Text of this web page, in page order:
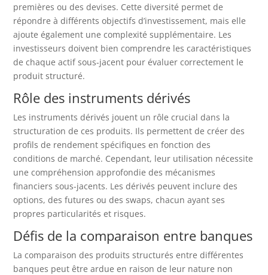
premières ou des devises. Cette diversité permet de
répondre à différents objectifs d’investissement, mais elle
ajoute également une complexité supplémentaire. Les
investisseurs doivent bien comprendre les caractéristiques
de chaque actif sous-jacent pour évaluer correctement le
produit structuré.
Rôle des instruments dérivés
Les instruments dérivés jouent un rôle crucial dans la
structuration de ces produits. Ils permettent de créer des
profils de rendement spécifiques en fonction des
conditions de marché. Cependant, leur utilisation nécessite
une compréhension approfondie des mécanismes
financiers sous-jacents. Les dérivés peuvent inclure des
options, des futures ou des swaps, chacun ayant ses
propres particularités et risques.
Défis de la comparaison entre banques
La comparaison des produits structurés entre différentes
banques peut être ardue en raison de leur nature non